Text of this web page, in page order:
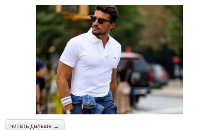
читать дальше →